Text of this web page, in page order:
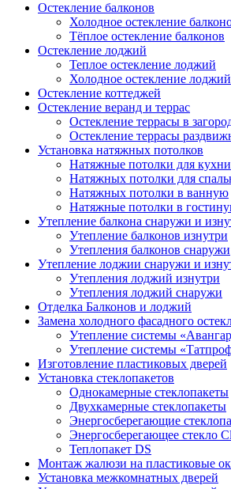
Остекление балконов
Холодное остекление
Тёплое остекление балконов
Остекление лоджий
Теплое остекление лоджий
Холодное остекление лоджий
Остекление коттеджей
Остекление веранд и террас
Остекление террасы в
Остекление террасы
Установка натяжных потолков
Натяжные потолки для кухни
Натяжных потолки для
Натяжных потолки в ванную
Натяжные потолки в
Утепление балкона снаружи и
Утепление балконов изнутри
Утепления балконов снаружи
Утепление лоджии снаружи и
Утепления лоджий изнутри
Утепления лоджий снаружи
Отделка Балконов и лоджий
Замена холодного фасадного
Утепление системы
Утепление системы
Изготовление пластиковых дверей
Установка стеклопакетов
Однокамерные стеклопакеты
Двухкамерные стеклопакеты
Энергосберегающие
Энергосберегающее стекло
Теплопакет DS
Монтаж жалюзи на пластиковые
Установка межкомнатных дверей